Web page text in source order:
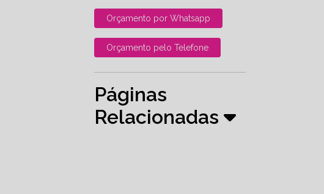
Orçamento por Whatsapp
Orçamento pelo Telefone
Páginas
Relacionadas